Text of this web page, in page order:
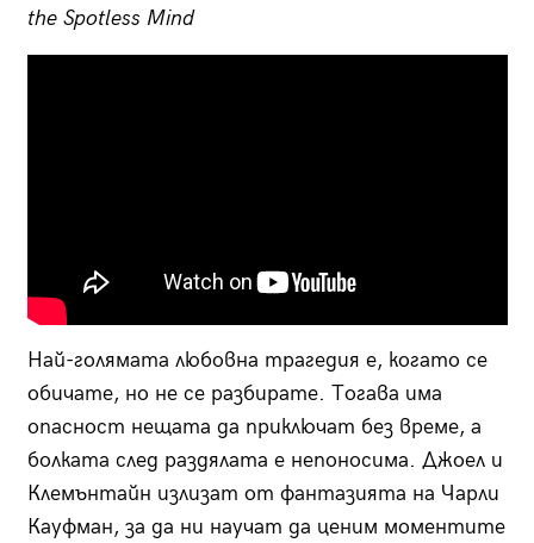
the Spotless Mind
Най-голямата любовна трагедия е, когато се
обичате, но не се разбирате. Тогава има
опасност нещата да приключат без време, а
болката след раздялата е непоносима. Джоел и
Клемънтайн излизат от фантазията на Чарли
Кауфман, за да ни научат да ценим моментите